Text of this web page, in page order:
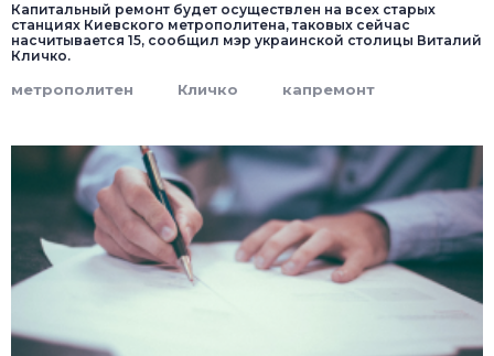
Капитальный ремонт будет осуществлен на всех старых
станциях Киевского метрополитена, таковых сейчас
насчитывается 15, сообщил мэр украинской столицы Виталий
Кличко.
метрополитен Кличко капремонт